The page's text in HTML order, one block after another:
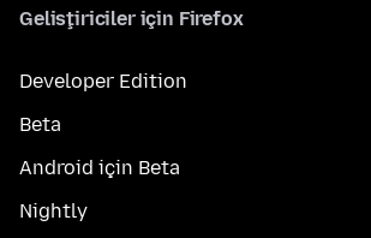
Geliştiriciler için Firefox
Developer Edition
Beta
Android için Beta
Nightly